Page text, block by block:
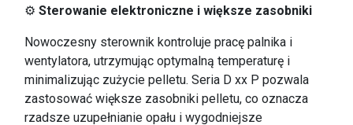
⚙ Sterowanie elektroniczne i większe zasobniki
Nowoczesny sterownik kontroluje pracę palnika i
wentylatora, utrzymując optymalną temperaturę i
minimalizując zużycie pelletu. Seria D xx P pozwala
zastosować większe zasobniki pelletu, co oznacza
rzadsze uzupełnianie opału i wygodniejsze